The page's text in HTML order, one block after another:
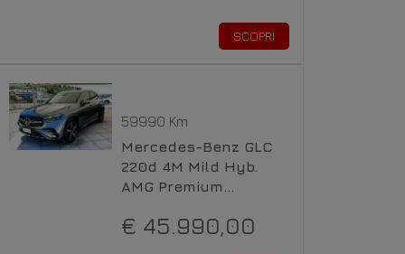
SCOPRI
59990 Km
Mercedes-Benz GLC
220d 4M Mild Hyb.
AMG Premium
€ 45.990,00